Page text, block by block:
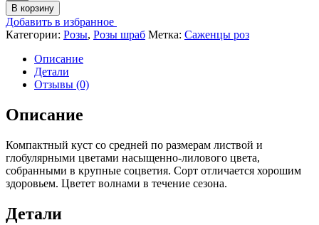
товара
Тельма
/
Thelma
В корзину
Добавить в избранное
Категории: Розы, Розы шраб Метка: Саженцы роз
Описание
Детали
Отзывы (0)
Описание
Компактный куст со средней по размерам листвой и
глобулярными цветами насыщенно-лилового цвета,
собранными в крупные соцветия. Сорт отличается хорошим
здоровьем. Цветет волнами в течение сезона.
Детали